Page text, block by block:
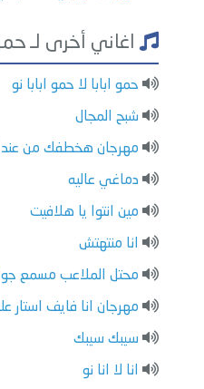
اغاني أخرى لـ
حمو ابابا لا حمو ابابا نو
شبح المجال
مهرجان هخطفك من عند
دماغي عاليه
مين انتوا يا هلافيت
انا منتهتش
محتل الملاعب مسمع
مهرجان انا فايف
سيبك سيبك
انا لا انا نو